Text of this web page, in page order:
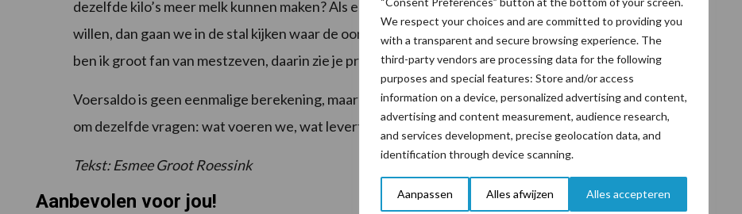
We respect your choices and are committed to providing you
with a transparent and secure browsing experience. The
third-party vendors are processing data for the following
purposes and special features: Store and/or access
information on a device, personalized advertising and content,
advertising and content measurement, audience research,
and services development, precise geolocation data, and
identification through device scanning.
Aanpassen Alles afwijzen Alles accepteren
dezelfde kilo’s meer melk kunnen maken? Als er in de productie iets wijzigt ten opzichte van wat we
willen, dan gaan we in de stal kijken waar de oorzaak ligt. Zo kijken we hoe de koeien erbij lopen. Zelf
ben ik groot fan van mestzeven, daarin zie je precies wat een koe uit de voeding haalt.
Voersaldo is geen eenmalige berekening, maar een manier van werken. Elke dag opnieuw draait het
om dezelfde vragen: wat voeren we, wat levert het op en kan het beter?”
Tekst: Esmee Groot Roessink
Aanbevolen voor jou!